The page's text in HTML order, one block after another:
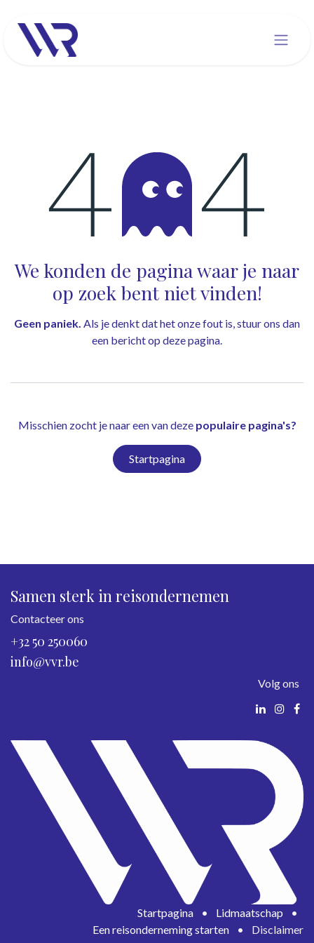
Fout 404
We konden de pagina waar je naar
op zoek bent niet vinden!
Geen paniek. Als je denkt dat het onze fout is, stuur ons dan
een bericht op deze pagina.
Misschien zocht je naar een van deze populaire pagina's?
Startpagina
Samen sterk in reisondernemen
Contacteer ons
+32 50 250060
info@vvr.be
Volg ons
Startpagina • Lidmaatschap
•
Een reisonderneming starten
• Disclaimer